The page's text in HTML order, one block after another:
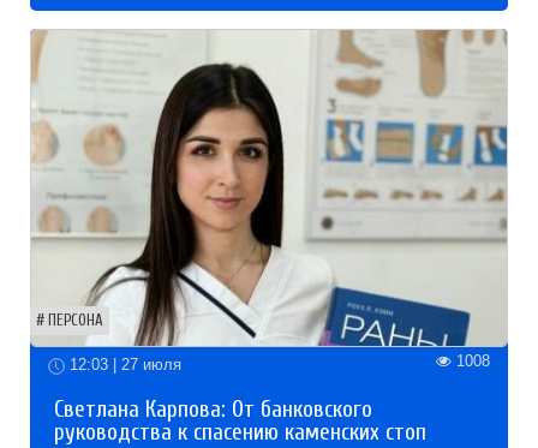
ПЕРСОНА
12:03 | 27 июля 1008
Светлана Карпова: От банковского
руководства к спасению каменских стоп